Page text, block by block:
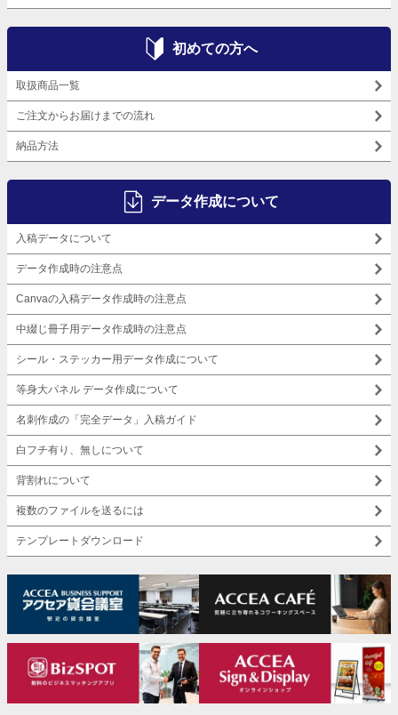
初めての方へ
取扱商品一覧
ご注文からお届けまでの流れ
納品方法
データ作成について
入稿データについて
データ作成時の注意点
Canvaの入稿データ作成時の注意点
中綴じ冊子用データ作成時の注意点
シール・ステッカー用データ作成について
等身大パネル データ作成について
名刺作成の「完全データ」入稿ガイド
白フチ有り、無しについて
背割れについて
複数のファイルを送るには
テンプレートダウンロード